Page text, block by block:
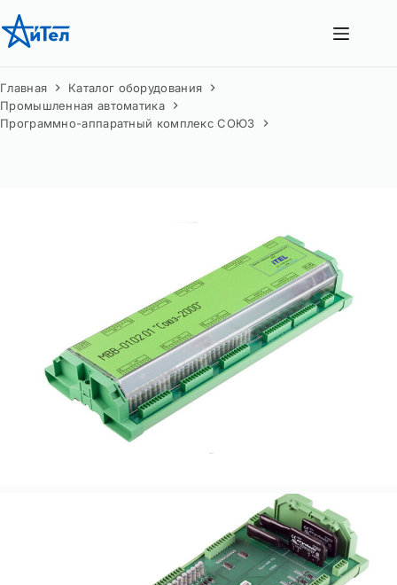
Перейти
к
Главная
Каталог оборудования
Промышленная автоматика
Программно-аппаратный комплекс СОЮЗ